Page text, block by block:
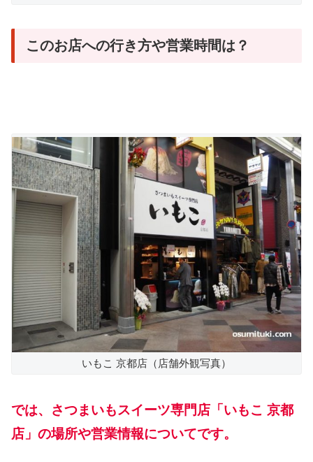
このお店への行き方や営業時間は？
いもこ 京都店（店舗外観写真）
では、さつまいもスイーツ専門店「いもこ 京都
店」の場所や営業情報についてです。